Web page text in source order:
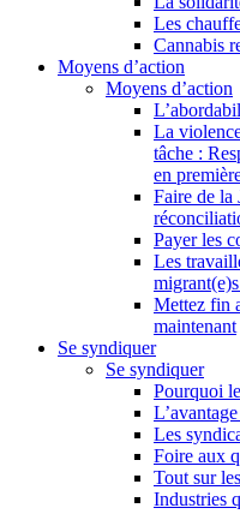
Les
Cannabis
Moyens d’action
Moyens d’action
La
tâche :
en
Faire de la
Payer les
Les
Mettez fin
maintenant
Se syndiquer
Se syndiquer
Pourquoi
Les
Foire aux
Tout sur
Industries